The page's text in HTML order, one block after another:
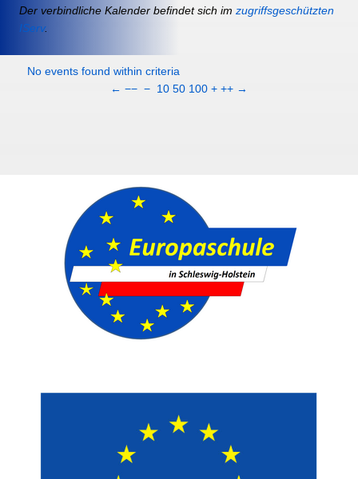
Der verbindliche Kalender befindet sich im zugriffsgeschützten
IServ.
No events found within criteria
← −− − 10 50 100 + ++ →